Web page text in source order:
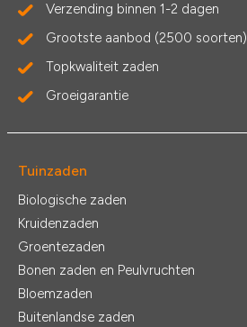
Verzending binnen 1-2 dagen
Grootste aanbod (2500 soorten)
Topkwaliteit zaden
Groeigarantie
Tuinzaden
Biologische zaden
Kruidenzaden
Groentezaden
Bonen zaden en Peulvruchten
Bloemzaden
Buitenlandse zaden